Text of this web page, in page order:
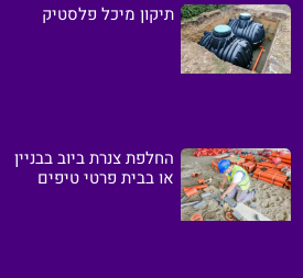
תיקון מיכל פלסטיק
החלפת צנרת ביוב בבניין
או בבית פרטי טיפים